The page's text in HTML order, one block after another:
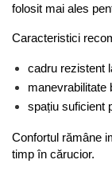
folosit mai ales
Caracteristici
cadru rezistent
manevrabilitate
spațiu suficient
Confortul rămâne
timp în cărucior.